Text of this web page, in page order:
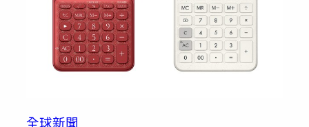
全球新聞